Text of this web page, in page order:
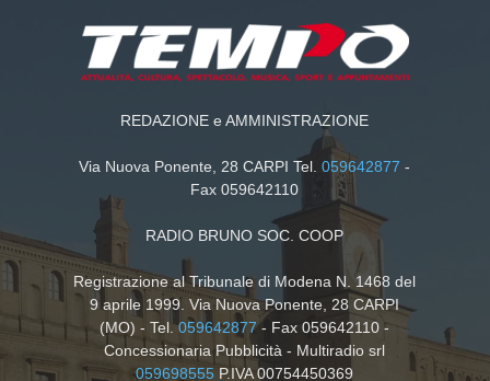
REDAZIONE e AMMINISTRAZIONE
Via Nuova Ponente, 28 CARPI Tel.059642877 -
Fax 059642110
RADIO BRUNO SOC. COOP
Registrazione al Tribunale di Modena N. 1468 del
9 aprile 1999. Via Nuova Ponente, 28 CARPI
(MO) - Tel.059642877- Fax 059642110 -
Concessionaria Pubblicità - Multiradio srl
059698555 P.IVA 00754450369